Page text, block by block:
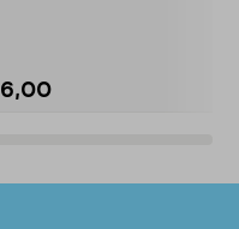
6,00